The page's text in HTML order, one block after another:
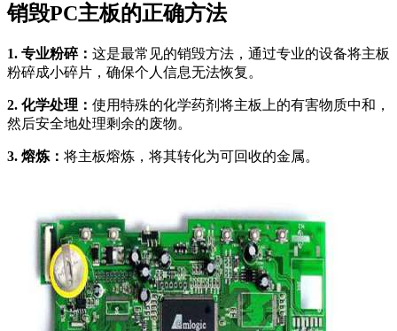
销毁PC主板的正确方法
1. 专业粉碎： 这是最常见的销毁方法，通过专业的设备将主板
粉碎成小碎片，确保个人信息无法恢复。
2. 化学处理： 使用特殊的化学药剂将主板上的有害物质中和，
然后安全地处理剩余的废物。
3. 熔炼： 将主板熔炼，将其转化为可回收的金属。